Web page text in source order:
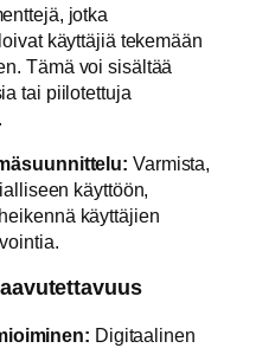
jotka
käyttäjiä tekemään
Tämä voi sisältää
tai piilotettuja
Varmista,
käyttöön,
käyttäjien
Digitaalinen